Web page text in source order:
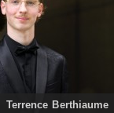
Terrence Berthiaume